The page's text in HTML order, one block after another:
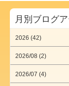
月別ブログ
2026 (42)
2026/08 (2)
2026/07 (4)